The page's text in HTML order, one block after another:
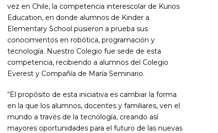
vez en Chile, la competencia interescolar de Kurios
Education, en donde alumnos de Kinder a
Elementary School pusieron a prueba sus
conocimientos en robótica, programación y
tecnología. Nuestro Colegio fue sede de esta
competencia, recibiendo a alumnos del Colegio
Everest y Compañía de María Seminario.
“El propósito de esta iniciativa es cambiar la forma
en la que los alumnos, docentes y familiares, ven el
mundo a través de la tecnología, creando así
mayores oportunidades para el futuro de las nuevas